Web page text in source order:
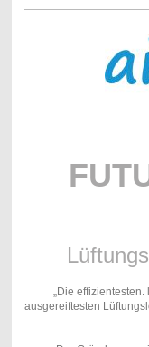
„Die
ausgereiftesten